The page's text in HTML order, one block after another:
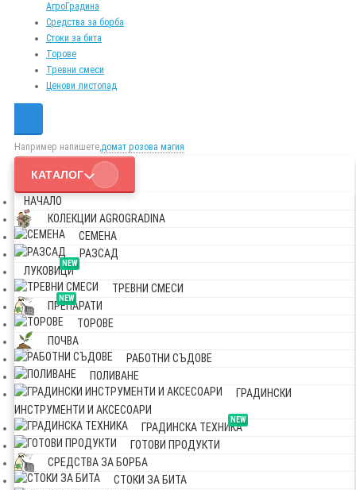
АгроГрадина
Средства за борба
Стоки за бита
Торове
Тревни смеси
Ценови листопад
Например напишете,домат розова магия
КАТАЛОГ
НАЧАЛО
КОЛЕКЦИИ AGROGRADINA
СЕМЕНА
РАЗСАД
NEW
ЛУКОВИЦИ
ТРЕВНИ СМЕСИ
NEW
ПРЕПАРАТИ
ТОРОВЕ
ПОЧВА
РАБОТНИ СЪДОВЕ
ПОЛИВАНЕ
ГРАДИНСКИ
ИНСТРУМЕНТИ И АКСЕСОАРИ
NEW
ГРАДИНСКА ТЕХНИКА
ГОТОВИ ПРОДУКТИ
СРЕДСТВА ЗА БОРБА
СТОКИ ЗА БИТА